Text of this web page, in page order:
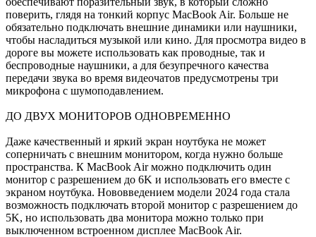
поверить, глядя на тонкий корпус MacBook Air. Больше не
обязательно подключать внешние динамики или наушники,
чтобы насладиться музыкой или кино. Для просмотра видео в
дороге вы можете использовать как проводные, так и
беспроводные наушники, а для безупречного качества
передачи звука во время видеочатов предусмотрены три
микрофона с шумоподавлением.
ДО ДВУХ МОНИТОРОВ ОДНОВРЕМЕННО
Даже качественный и яркий экран ноутбука не может
соперничать с внешним монитором, когда нужно больше
пространства. К MacBook Air можно подключить один
монитор с разрешением до 6K и использовать его вместе с
экраном ноутбука. Нововведением модели 2024 года стала
возможность подключать второй монитор с разрешением до
5K, но использовать два монитора можно только при
выключенном встроенном дисплее MacBook Air.